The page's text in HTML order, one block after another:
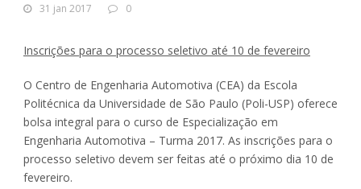
31 jan 2017 0
Inscrições para o processo seletivo até 10 de fevereiro
O Centro de Engenharia Automotiva (CEA) da Escola
Politécnica da Universidade de São Paulo (Poli-USP) oferece
bolsa integral para o curso de Especialização em
Engenharia Automotiva – Turma 2017. As inscrições para o
processo seletivo devem ser feitas até o próximo dia 10 de
fevereiro.